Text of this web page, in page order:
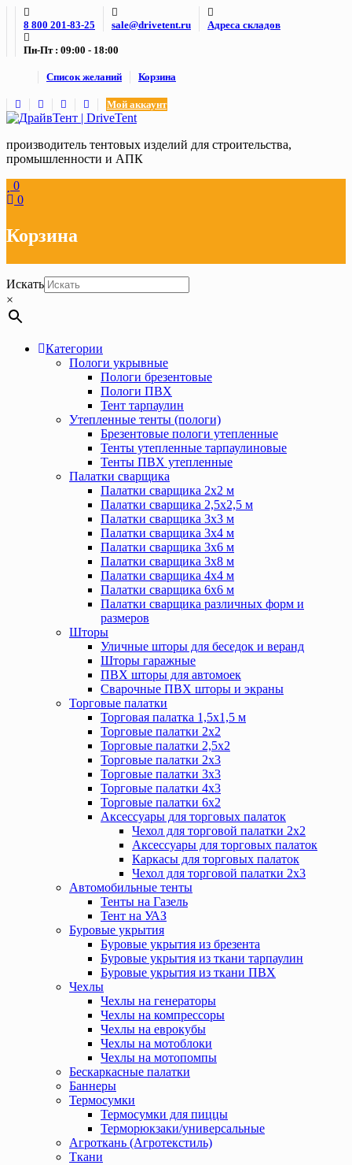
Skip
content
8 800 201-83-25 sale@drivetent.ru Адреса складов
Пн-Пт : 09:00 - 18:00
Список желаний Корзина
Мой аккаунт
производитель тентовых изделий для строительства,
промышленности и АПК
0
0
Корзина
Искать
×
Категории
Пологи укрывные
Пологи брезентовые
Пологи ПВХ
Тент тарпаулин
Утепленные тенты (пологи)
Брезентовые пологи утепленные
Тенты утепленные тарпаулиновые
Тенты ПВХ утепленные
Палатки сварщика
Палатки сварщика 2х2 м
Палатки сварщика 2,5х2,5 м
Палатки сварщика 3х3 м
Палатки сварщика 3х4 м
Палатки сварщика 3х6 м
Палатки сварщика 3х8 м
Палатки сварщика 4х4 м
Палатки сварщика 6х6 м
Палатки сварщика различных форм и
размеров
Шторы
Уличные шторы для беседок и веранд
Шторы гаражные
ПВХ шторы для автомоек
Сварочные ПВХ шторы и экраны
Торговые палатки
Торговая палатка 1,5х1,5 м
Торговые палатки 2х2
Торговые палатки 2,5х2
Торговые палатки 2х3
Торговые палатки 3х3
Торговые палатки 4х3
Торговые палатки 6х2
Аксессуары для торговых палаток
Чехол для торговой палатки 2х2
Аксессуары для торговых палаток
Каркасы для торговых палаток
Чехол для торговой палатки 2х3
Автомобильные тенты
Тенты на Газель
Тент на УАЗ
Буровые укрытия
Буровые укрытия из брезента
Буровые укрытия из ткани тарпаулин
Буровые укрытия из ткани ПВХ
Чехлы
Чехлы на генераторы
Чехлы на компрессоры
Чехлы на еврокубы
Чехлы на мотоблоки
Чехлы на мотопомпы
Бескаркасные палатки
Баннеры
Термосумки
Термосумки для пиццы
Терморюкзаки/универсальные
Агроткань (Агротекстиль)
Ткани